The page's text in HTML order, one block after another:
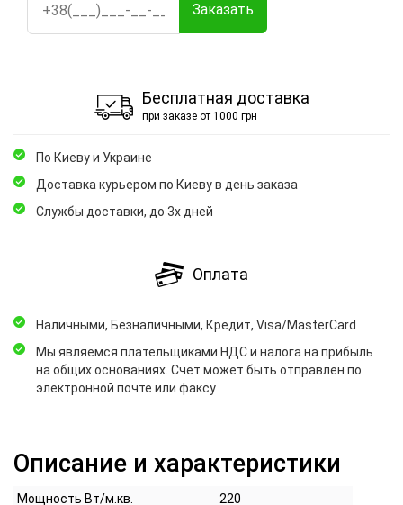
Заказать
Бесплатная доставка
при заказе от 1000 грн
По Киеву и Украине
Доставка курьером по Киеву в день заказа
Службы доставки, до 3х дней
Оплата
Наличными, Безналичными, Кредит, Visa/MasterCard
Мы являемся плательщиками НДС и налога на прибыль
на общих основаниях. Счет может быть отправлен по
электронной почте или факсу
Описание и характеристики
Мощность Вт/м.кв. 220